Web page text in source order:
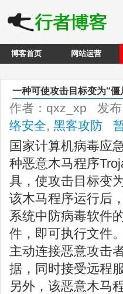
博客首页 网站运营
一种可使攻击目标变为“
作者：qxz_xp 发
络安全, 黑客攻防
国家计算机病毒应
种恶意木马程序
具，使攻击目标变为
该木马程序运行后
系统中防病毒软件
件，即可执行文件
主动连接恶意攻击
据，同时接受远程
另外，该恶意木马